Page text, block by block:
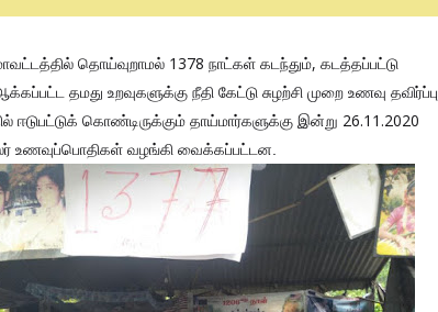
தொய்வுறாமல் 1378 நாட்கள் கடந்தும், கடத்தப்பட்டு
தமது உறவுகளுக்கு நீதி கேட்டு சுழற்சி முறை உணவு தவிர்ப்பு
ஈடுபட்டுக் கொண்டிருக்கும் தாய்மார்களுக்கு இன்று 26.11.2020
உணவுப்பொதிகள் வழங்கி வைக்கப்பட்டன.